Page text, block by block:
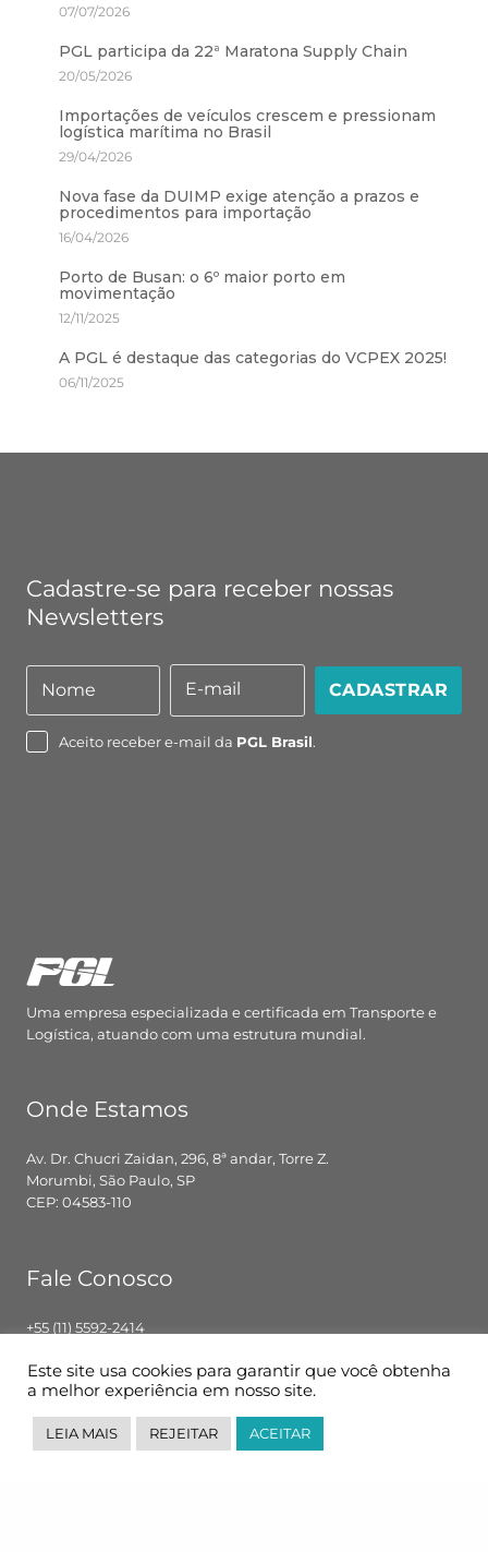
07/07/2026
PGL participa da 22ª Maratona Supply Chain
20/05/2026
Importações de veículos crescem e pressionam
logística marítima no Brasil
29/04/2026
Nova fase da DUIMP exige atenção a prazos e
procedimentos para importação
16/04/2026
Porto de Busan: o 6º maior porto em
movimentação
12/11/2025
A PGL é destaque das categorias do VCPEX 2025!
06/11/2025
Cadastre-se para receber nossas
Newsletters
Nome
Nome
mail
E-mail CADASTRAR
Aceito receber e-mail da PGL Brasil.
Uma empresa especializada e certificada em Transporte e
Logística, atuando com uma estrutura mundial.
Onde Estamos
Av. Dr. Chucri Zaidan, 296, 8ª andar, Torre Z.
Morumbi, São Paulo, SP
CEP: 04583-110
Fale Conosco
+55 (11) 5592-2414
Segunda – Sexta: 8h00 – 18h00
Siga-nos
Este site usa cookies para garantir que você obtenha
a melhor experiência em nosso site.
LEIA MAIS REJEITAR ACEITAR